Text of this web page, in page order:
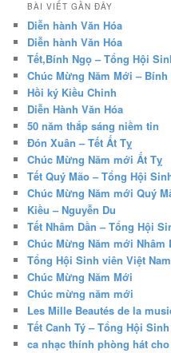
BÀI VIẾT GẦN ĐÂY
Diễn hành Văn Hóa
Diễn hành Văn Hóa
Tết,Bính Ngọ – Tổng Hội
Chúc Mừng Năm Mới – Bính
Hồi ký Kiều Chinh
Diễn Hành Văn Hóa
50 năm thắp sáng niềm tin
Đón Xuân – Tết Ất Tỵ
Chúc Mừng Năm mới Ất Tỵ
Tết Quý Mão – Tổng Hội
Chúc Mừng Năm mới Quý
Kiều – Nguyễn Du
Tết Nhâm Dần – Tổng Hội
Chúc Mừng Năm mới Nhâm
Tổng Hội Sinh viên Việt
Chúc Mừng Năm Mới
Chúc mừng năm mới
Les Mille Beautés de la
Tết Canh Tý – Tổng Hội
ca nhạc thính phòng hát